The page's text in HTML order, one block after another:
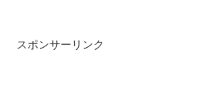
スポンサーリンク